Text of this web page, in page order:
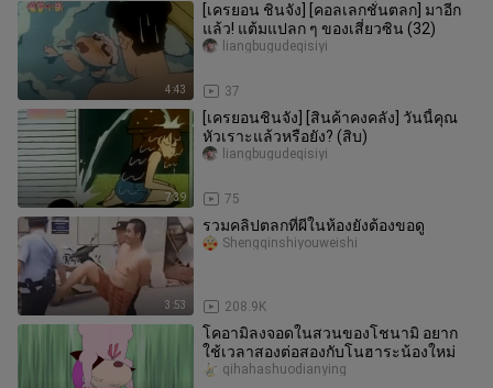
4:43
[เครยอน ชินจัง] [คอลเลกชั่นตลก] มาอีก
แล้ว! แต้มแปลก ๆ ของเสี่ยวซิน (32)
37
liangbugudeqisiyi
7:39
[เครยอนชินจัง] [สินค้าคงคลัง] วันนี้คุณ
หัวเราะแล้วหรือยัง? (สิบ)
75
liangbugudeqisiyi
3:53
รวมคลิปตลกที่ผีในห้องยังต้องขอดู
208.9K
Shengqinshiyouweishi
โคอามิลงจอดในสวนของโชนามิ อยาก
ใช้เวลาสองต่อสองกับโนฮาระน้องใหม่
qihahashuodianying